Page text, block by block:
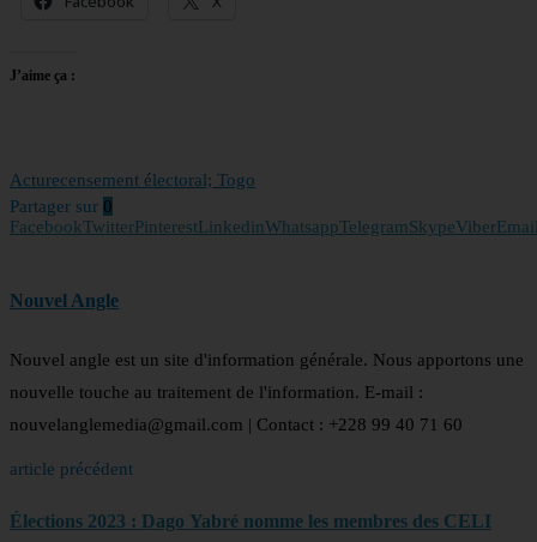
J’aime ça :
Acturecensement électoral; Togo
Partager sur 0
FacebookTwitterPinterestLinkedinWhatsappTelegramSkypeViber
Nouvel Angle
Nouvel angle est un site d'information générale. Nous apportons une
nouvelle touche au traitement de l'information. E-mail :
nouvelanglemedia@gmail.com | Contact : +228 99 40 71 60
article précédent
Élections 2023 : Dago Yabré nomme les membres des CELI